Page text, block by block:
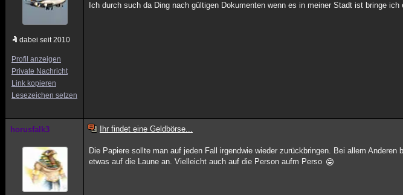
dabei seit 2010
Profil anzeigen
Private Nachricht
Link kopieren
Lesezeichen setzen
Ich durch such da Ding nach gültigen Dokumenten wenn es in meiner Stadt ist bringe
horusfalk3 Ihr findet eine Geldbörse...
Die Papiere sollte man auf jeden Fall irgendwie wieder zurückbringen. Bei allem
etwas auf die Laune an. Vielleicht auch auf die Person aufm Perso